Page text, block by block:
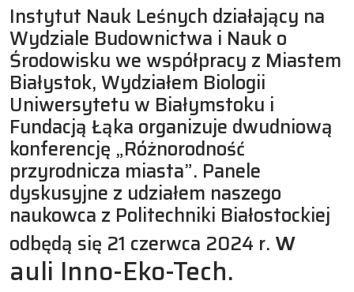
Instytut Nauk Leśnych działający na
Wydziale Budownictwa i Nauk o
Środowisku we współpracy z Miastem
Białystok, Wydziałem Biologii
Uniwersytetu w Białymstoku i
Fundacją Łąka organizuje dwudniową
konferencję „Różnorodność
przyrodnicza miasta”. Panele
dyskusyjne z udziałem naszego
naukowca z Politechniki Białostockiej
odbędą się 21 czerwca 2024 r. w
auli Inno-Eko-Tech.